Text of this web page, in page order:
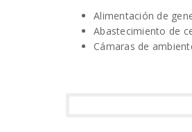
Alimentación de
Abastecimiento de
Cámaras de